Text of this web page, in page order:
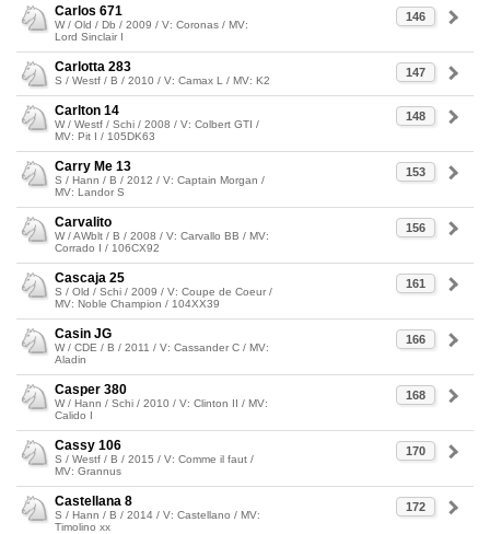
146
Carlos 671
W / Old / Db / 2009 / V: Coronas / MV:
Lord Sinclair I
147
Carlotta 283
S / Westf / B / 2010 / V: Camax L / MV: K2
148
Carlton 14
W / Westf / Schi / 2008 / V: Colbert GTI /
MV: Pit I / 105DK63
153
Carry Me 13
S / Hann / B / 2012 / V: Captain Morgan /
MV: Landor S
156
Carvalito
W / AWblt / B / 2008 / V: Carvallo BB / MV:
Corrado I / 106CX92
161
Cascaja 25
S / Old / Schi / 2009 / V: Coupe de Coeur /
MV: Noble Champion / 104XX39
166
Casin JG
W / CDE / B / 2011 / V: Cassander C / MV:
Aladin
168
Casper 380
W / Hann / Schi / 2010 / V: Clinton II / MV:
Calido I
170
Cassy 106
S / Westf / B / 2015 / V: Comme il faut /
MV: Grannus
172
Castellana 8
S / Hann / B / 2014 / V: Castellano / MV:
Timolino xx